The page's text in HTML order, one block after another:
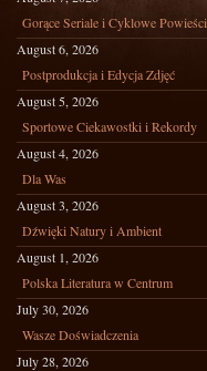
Gorące Seriale i Cyklowe Powieści
August 6, 2026
Postprodukcja i Edycja Zdjęć
August 5, 2026
Sportowe Ciekawostki i Rekordy
August 4, 2026
Dla Was
August 3, 2026
Dźwięki Natury i Ambient
August 1, 2026
Polska Literatura w Centrum
July 30, 2026
Wasze Doświadczenia
July 28, 2026